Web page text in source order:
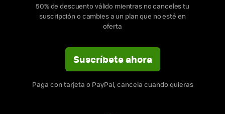
50% de descuento válido mientras no canceles tu
suscripción o cambies a un plan que no esté en
oferta
Suscríbete ahora
Paga con tarjeta o PayPal, cancela cuando quieras